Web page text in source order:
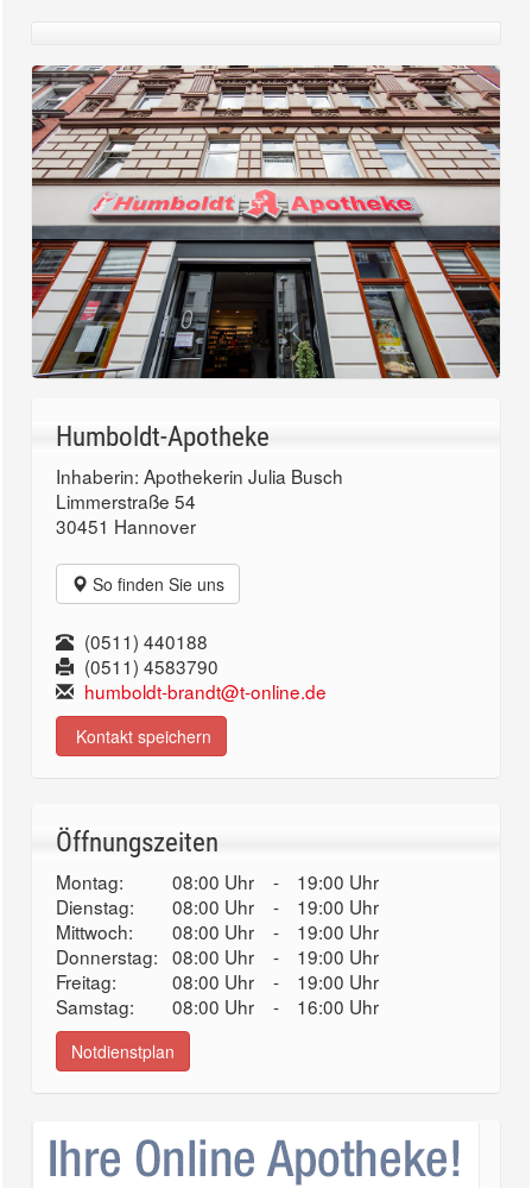
Humboldt-Apotheke
Inhaberin: Apothekerin Julia Busch
Limmerstraße 54
30451 Hannover
So finden Sie uns
(0511) 440188
(0511) 4583790
humboldt-brandt@t-online.de
Kontakt speichern
Öffnungszeiten
Montag: 08:00 Uhr -
19:00 Uhr
Dienstag:
08:00 Uhr -
19:00 Uhr
Mittwoch:
08:00 Uhr -
19:00 Uhr
Donnerstag: 08:00 Uhr -
19:00 Uhr
Freitag:
08:00 Uhr -
19:00 Uhr
Samstag:
08:00 Uhr - 16:00 Uhr
Notdienstplan